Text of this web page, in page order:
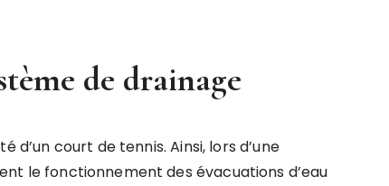
de drainage
d’un court de tennis. Ainsi, lors d’une
le fonctionnement des évacuations d’eau